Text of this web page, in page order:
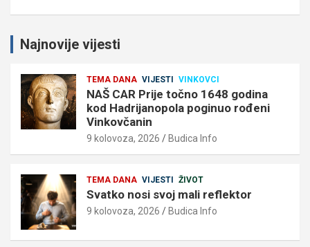
Najnovije vijesti
TEMA DANA VIJESTI VINKOVCI
NAŠ CAR Prije točno 1648 godina
kod Hadrijanopola poginuo rođeni
Vinkovčanin
9 kolovoza, 2026 Budica Info
TEMA DANA VIJESTI ŽIVOT
Svatko nosi svoj mali reflektor
9 kolovoza, 2026 Budica Info